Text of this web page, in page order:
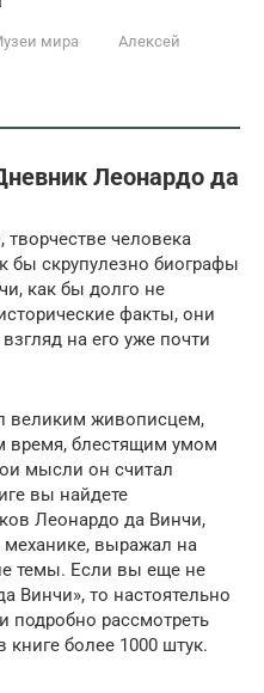
мира
Алексей
Леонардо да
человека
бы скрупулезно биографы
как бы долго не
факты, они
на его уже почти
великим живописцем,
время, блестящим умом
мысли он считал
вы найдете
Леонардо да Винчи,
выражал на
темы. Если вы еще не
Винчи», то настоятельно
подробно рассмотреть
более 1000 штук.